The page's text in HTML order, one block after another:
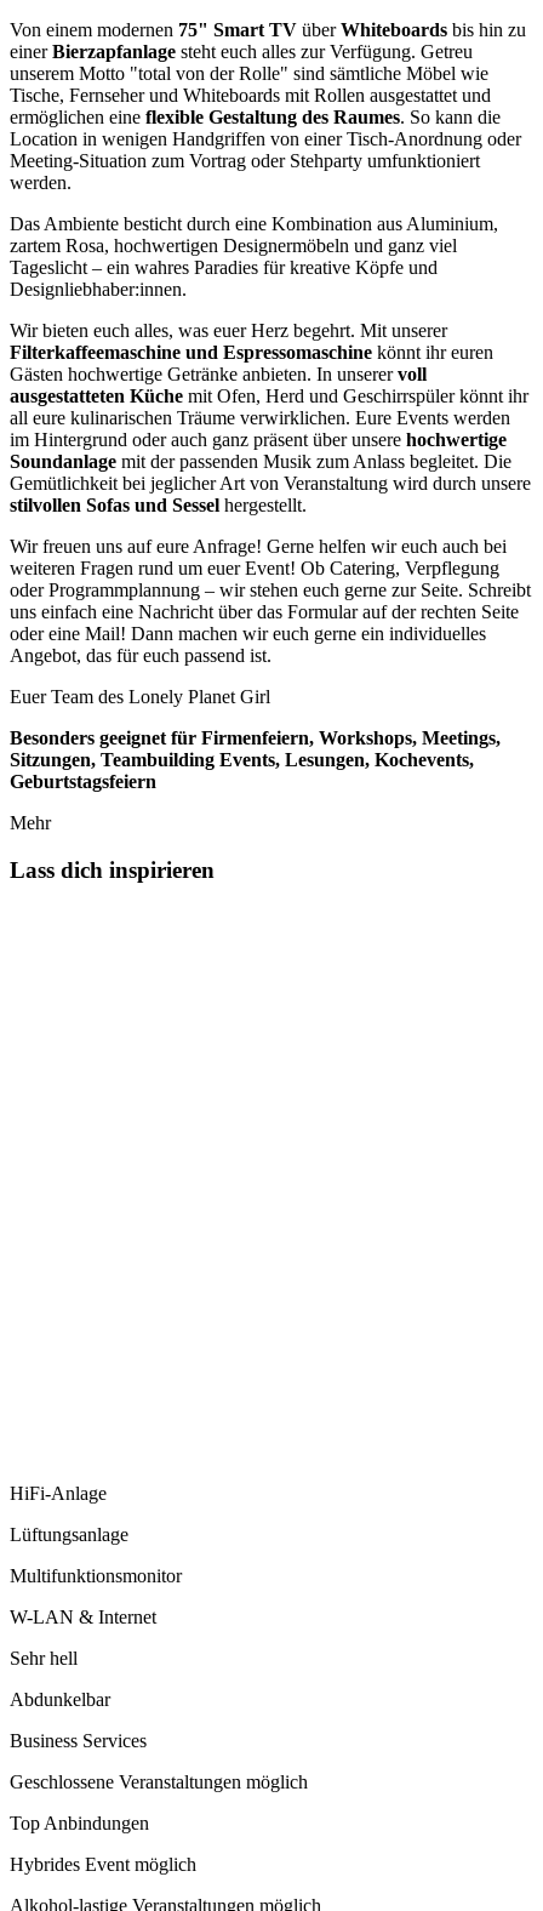
Von einem modernen 75" Smart TV überWhiteboards bis hin zu
einerBierzapfanlage steht euch alles zur Verfügung. Getreu
unserem Motto "total von der Rolle" sind sämtliche Möbel wie
Tische, Fernseher und Whiteboards mit Rollen ausgestattet und
ermöglichen eine flexible Gestaltung des Raumes. So kann die
Location in wenigen Handgriffen von einer Tisch-Anordnung oder
Meeting-Situation zum Vortrag oder Stehparty umfunktioniert
werden.
Das Ambiente besticht durch eine Kombination aus Aluminium,
zartem Rosa, hochwertigen Designermöbeln und ganz viel
Tageslicht – ein wahres Paradies für kreative Köpfe und
Designliebhaber:innen.
Wir bieten euch alles, was euer Herz begehrt. Mit unserer
Filterkaffeemaschine und Espressomaschine könnt ihr euren
Gästen hochwertige Getränke anbieten. In unserervoll
ausgestatteten Küche mit Ofen, Herd und Geschirrspüler könnt ihr
all eure kulinarischen Träume verwirklichen. Eure Events werden
im Hintergrund oder auch ganz präsent über unsere hochwertige
Soundanlage mit der passenden Musik zum Anlass begleitet. Die
Gemütlichkeit bei jeglicher Art von Veranstaltung wird durch unsere
stilvollen Sofas und Sessel hergestellt.
Wir freuen uns auf eure Anfrage! Gerne helfen wir euch auch bei
weiteren Fragen rund um euer Event! Ob Catering, Verpflegung
oder Programmplannung – wir stehen euch gerne zur Seite. Schreibt
uns einfach eine Nachricht über das Formular auf der rechten Seite
oder eine Mail! Dann machen wir euch gerne ein individuelles
Angebot, das für euch passend ist.
Euer Team des Lonely Planet Girl
Besonders geeignet für Firmenfeiern, Workshops, Meetings,
Sitzungen, Teambuilding Events, Lesungen, Kochevents,
Geburtstagsfeiern
Mehr
Lass dich inspirieren
HiFi-Anlage
Lüftungsanlage
Multifunktionsmonitor
W-LAN & Internet
Sehr hell
Abdunkelbar
Business Services
Geschlossene Veranstaltungen möglich
Top Anbindungen
Hybrides Event möglich
Alkohol-lastige Veranstaltungen möglich